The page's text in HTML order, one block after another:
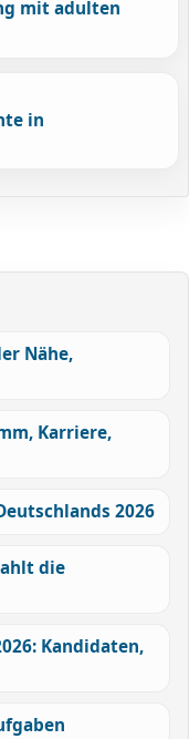
mit adulten
in
Nähe,
Karriere,
2026
die
Kandidaten,